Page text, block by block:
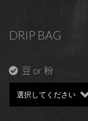
DRIP BAG
豆 or 粉